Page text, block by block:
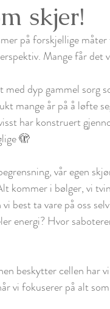
skjer!
på forskjellige måter
Mange får
dyp gammel sorg
mange år på å løfte
har konstruert
🫣
vår egen
kommer i bølger, vi
best ta vare på oss
energi? Hvor
beskytter cellen har
vi fokuserer på alt